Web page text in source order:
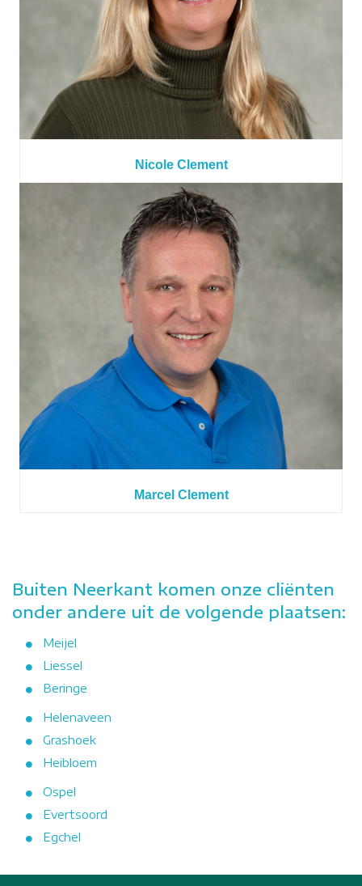
Nicole Clement
Marcel Clement
Buiten Neerkant komen onze cliënten
onder andere uit de volgende plaatsen:
Meijel
Liessel
Beringe
Helenaveen
Grashoek
Heibloem
Ospel
Evertsoord
Egchel